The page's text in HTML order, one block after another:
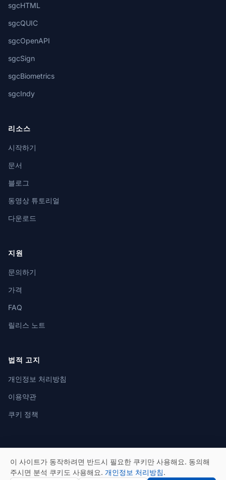
sgcHTML
sgcQUIC
sgcOpenAPI
sgcSign
sgcBiometrics
sgcIndy
리소스
시작하기
문서
블로그
동영상 튜토리얼
다운로드
지원
문의하기
가격
FAQ
릴리스 노트
법적 고지
개인정보 처리방침
이용약관
쿠키 정책
© 2026 eSeGeCe. 모든 권리 보유.
이 사이트가 동작하려면 반드시 필요한 쿠키만 사용해요. 동의해
주시면 분석 쿠키도 사용해요. 개인정보 처리방침.